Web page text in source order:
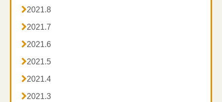
2021.8
2021.7
2021.6
2021.5
2021.4
2021.3